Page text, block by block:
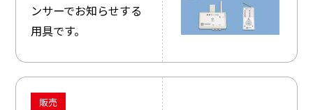
ンサーでお知らせする
用具です。
販売